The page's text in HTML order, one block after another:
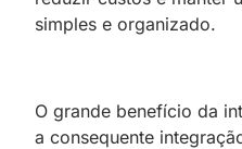
simples e organizado.
O grande benefício da
a consequente